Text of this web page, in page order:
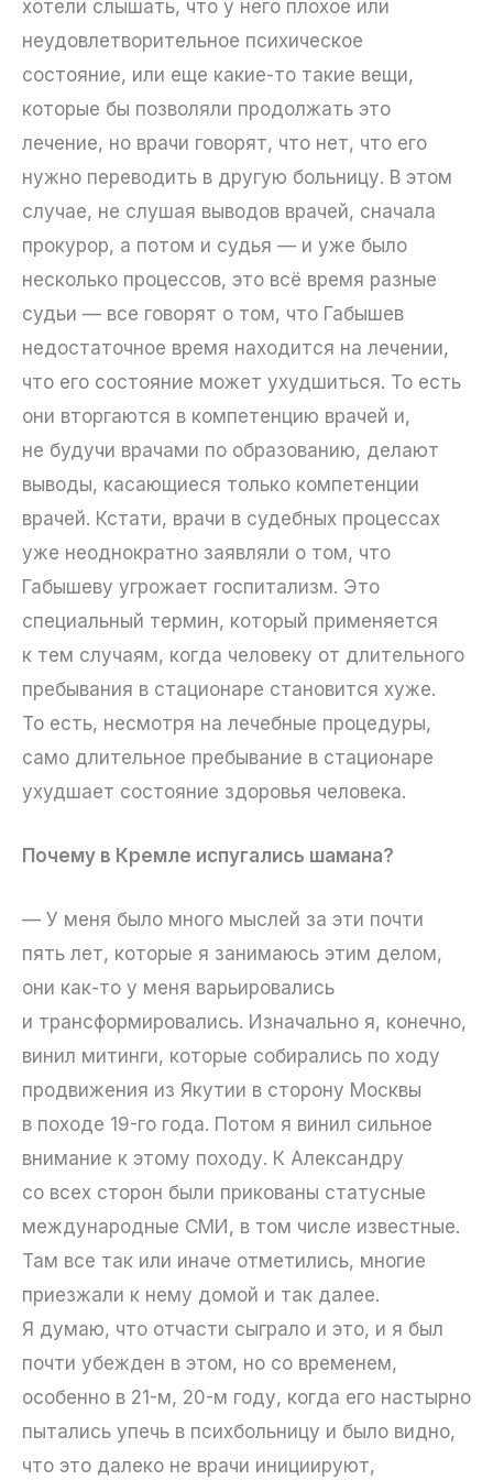
хотели слышать, что у него плохое или
неудовлетворительное психическое
состояние, или еще какие-то такие вещи,
которые бы позволяли продолжать это
лечение, но врачи говорят, что нет, что его
нужно переводить в другую больницу. В этом
случае, не слушая выводов врачей, сначала
прокурор, а потом и судья — и уже было
несколько процессов, это всё время разные
судьи — все говорят о том, что Габышев
недостаточное время находится на лечении,
что его состояние может ухудшиться. То есть
они вторгаются в компетенцию врачей и,
не будучи врачами по образованию, делают
выводы, касающиеся только компетенции
врачей. Кстати, врачи в судебных процессах
уже неоднократно заявляли о том, что
Габышеву угрожает госпитализм. Это
специальный термин, который применяется
к тем случаям, когда человеку от длительного
пребывания в стационаре становится хуже.
То есть, несмотря на лечебные процедуры,
само длительное пребывание в стационаре
ухудшает состояние здоровья человека.
Почему в Кремле испугались шамана?
— У меня было много мыслей за эти почти
пять лет, которые я занимаюсь этим делом,
они как-то у меня варьировались
и трансформировались. Изначально я, конечно,
винил митинги, которые собирались по ходу
продвижения из Якутии в сторону Москвы
в походе 19-го года. Потом я винил сильное
внимание к этому походу. К Александру
со всех сторон были прикованы статусные
международные СМИ, в том числе известные.
Там все так или иначе отметились, многие
приезжали к нему домой и так далее.
Я думаю, что отчасти сыграло и это, и я был
почти убежден в этом, но со временем,
особенно в 21-м, 20-м году, когда его настырно
пытались упечь в психбольницу и было видно,
что это далеко не врачи инициируют,